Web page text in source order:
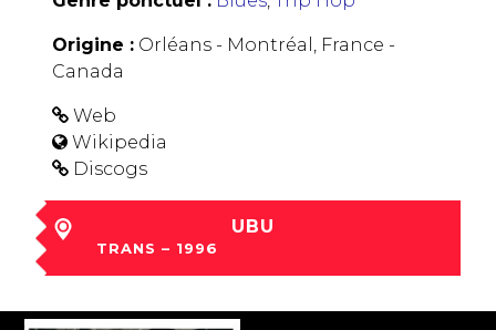
Origine : Orléans - Montréal, France -
Canada
Web
Wikipedia
Discogs
UBU
TRANS – 1996